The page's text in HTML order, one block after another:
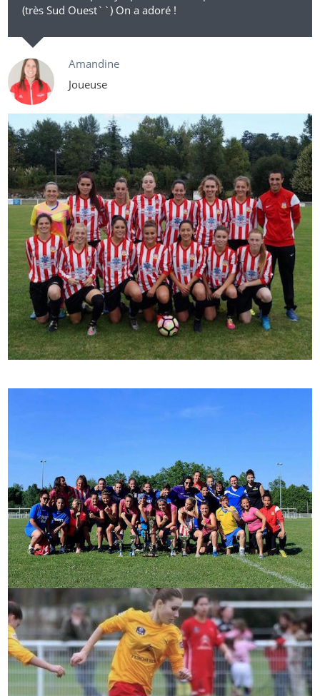
(très Sud Ouest``) On a adoré !
Amandine
Joueuse